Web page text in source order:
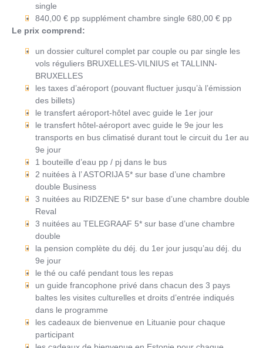
single
840,00 € pp supplément chambre single 680,00 € pp
Le prix comprend:
un dossier culturel complet par couple ou par single les
vols réguliers BRUXELLES-VILNIUS et TALLINN-
BRUXELLES
les taxes d’aéroport (pouvant fluctuer jusqu’à l’émission
des billets)
le transfert aéroport-hôtel avec guide le 1er jour
le transfert hôtel-aéroport avec guide le 9e jour les
transports en bus climatisé durant tout le circuit du 1er au
9e jour
1 bouteille d’eau pp / pj dans le bus
2 nuitées à l’ ASTORIJA 5* sur base d’une chambre
double Business
3 nuitées au RIDZENE 5* sur base d’une chambre double
Reval
3 nuitées au TELEGRAAF 5* sur base d’une chambre
double
la pension complète du déj. du 1er jour jusqu’au déj. du
9e jour
le thé ou café pendant tous les repas
un guide francophone privé dans chacun des 3 pays
baltes les visites culturelles et droits d’entrée indiqués
dans le programme
les cadeaux de bienvenue en Lituanie pour chaque
participant